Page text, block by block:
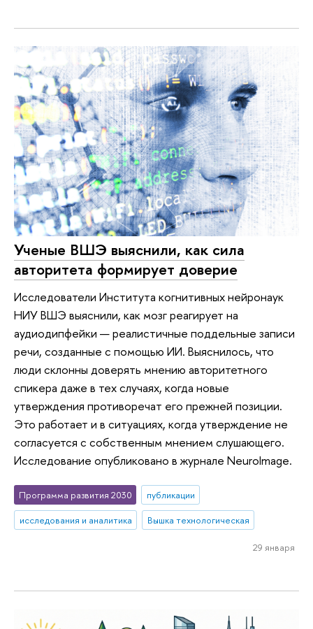
Ученые ВШЭ выяснили, как сила
авторитета формирует доверие
Исследователи Института когнитивных нейронаук
НИУ ВШЭ выяснили, как мозг реагирует на
аудиодипфейки — реалистичные поддельные записи
речи, созданные с помощью ИИ. Выяснилось, что
люди склонны доверять мнению авторитетного
спикера даже в тех случаях, когда новые
утверждения противоречат его прежней позиции.
Это работает и в ситуациях, когда утверждение не
согласуется с собственным мнением слушающего.
Исследование опубликовано в журнале NeuroImage.
Программа развития 2030
публикации
исследования и аналитика
Вышка технологическая
29 января